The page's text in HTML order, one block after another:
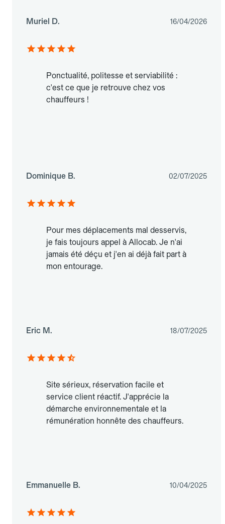
Muriel D. 16/04/2026
Ponctualité, politesse et serviabilité :
c'est ce que je retrouve chez vos
chauffeurs !
Dominique B. 02/07/2025
Pour mes déplacements mal desservis,
je fais toujours appel à Allocab. Je n'ai
jamais été déçu et j'en ai déjà fait part à
mon entourage.
Eric M. 18/07/2025
Site sérieux, réservation facile et
service client réactif. J'apprécie la
démarche environnementale et la
rémunération honnête des chauffeurs.
Emmanuelle B. 10/04/2025